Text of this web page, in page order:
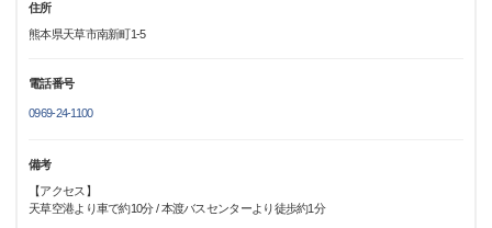
住所
熊本県天草市南新町1-5
電話番号
0969-24-1100
備考
【アクセス】
天草空港より車で約10分 / 本渡バスセンターより徒歩約1分